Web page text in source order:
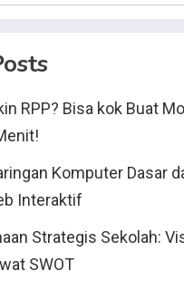
RPP? Bisa kok Buat
Komputer Dasar
Interaktif
Strategis Sekolah:
SWOT